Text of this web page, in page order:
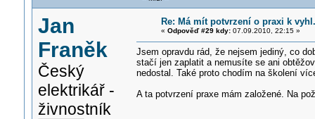
Jan
Franěk
Český
elektrikář -
živnostník
Re: Má mít potvrzení o praxi k
« Odpověď #29 kdy:07.09.2010, 22:15 »
Jsem opravdu rád, že nejsem jediný, co
stačí jen zaplatit a nemusíte se ani
nedostal. Také proto chodím na školení
A ta potvrzení praxe mám založené. Na